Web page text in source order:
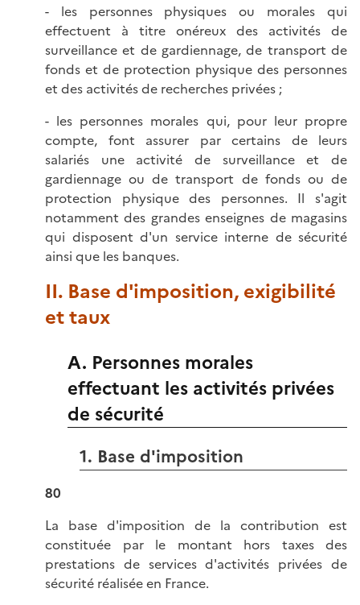
- les personnes physiques ou morales qui
effectuent à titre onéreux des activités de
surveillance et de gardiennage, de transport de
fonds et de protection physique des personnes
et des activités de recherches privées ;
- les personnes morales qui, pour leur propre
compte, font assurer par certains de leurs
salariés une activité de surveillance et de
gardiennage ou de transport de fonds ou de
protection physique des personnes. Il s'agit
notamment des grandes enseignes de magasins
qui disposent d'un service interne de sécurité
ainsi que les banques.
II. Base d'imposition, exigibilité
et taux
A. Personnes morales
effectuant les activités privées
de sécurité
1. Base d'imposition
80
La base d'imposition de la contribution est
constituée par le montant hors taxes des
prestations de services d'activités privées de
sécurité réalisée en France.